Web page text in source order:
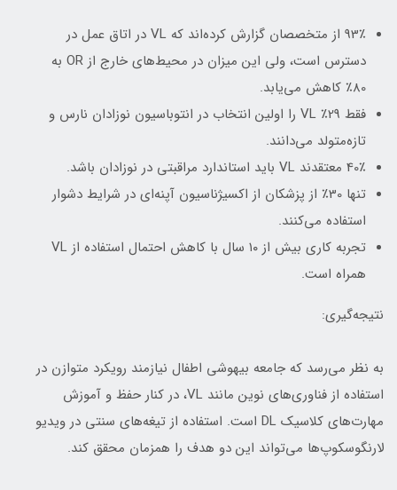
93٪ از متخصصان گزارش کرده‌اند که VL در اتاق عمل در
دسترس است، ولی این میزان در محیط‌های خارج از OR به
80٪ کاهش می‌یابد.
فقط 29٪ VL را اولین انتخاب در انتوباسیون نوزادان نارس و
تازه‌متولد می‌دانند.
40٪ معتقدند VL باید استاندارد مراقبتی در نوزادان باشد.
تنها 30٪ از پزشکان از اکسیژناسیون آپنه‌ای در شرایط دشوار
استفاده می‌کنند.
تجربه کاری بیش از ۱۰ سال با کاهش احتمال استفاده از VL
همراه است.
نتیجه‌گیری:
به نظر می‌رسد که جامعه بیهوشی اطفال نیازمند رویکرد متوازن در
استفاده از فناوری‌های نوین مانند VL، در کنار حفظ و آموزش
مهارت‌های کلاسیک DL است. استفاده از تیغه‌های سنتی در ویدیو
لارنگوسکوپ‌ها می‌تواند این دو هدف را همزمان محقق کند.